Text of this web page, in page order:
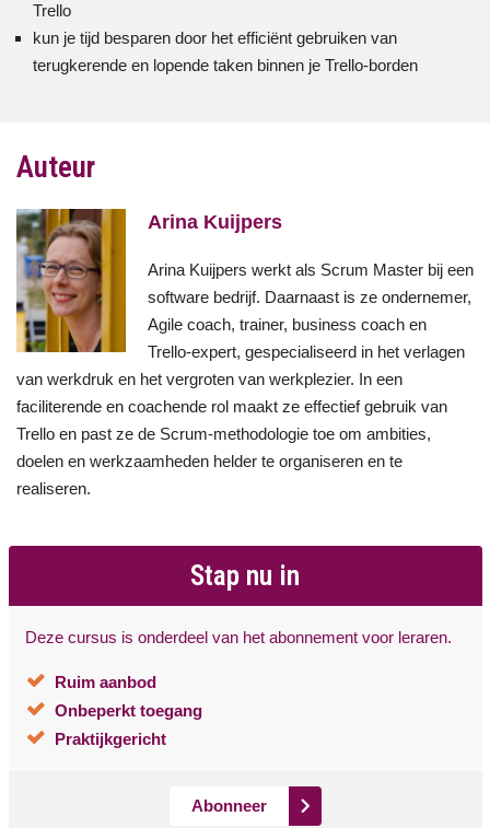
Trello
kun je tijd besparen door het efficiënt gebruiken van
terugkerende en lopende taken binnen je Trello-borden
Auteur
Arina Kuijpers
Arina Kuijpers werkt als Scrum Master bij een
software bedrijf. Daarnaast is ze ondernemer,
Agile coach, trainer, business coach en
Trello-expert, gespecialiseerd in het verlagen
van werkdruk en het vergroten van werkplezier. In een
faciliterende en coachende rol maakt ze effectief gebruik van
Trello en past ze de Scrum-methodologie toe om ambities,
doelen en werkzaamheden helder te organiseren en te
realiseren.
Stap nu in
Deze cursus is onderdeel van het abonnement voor leraren.
Ruim aanbod
Onbeperkt toegang
Praktijkgericht
Abonneer